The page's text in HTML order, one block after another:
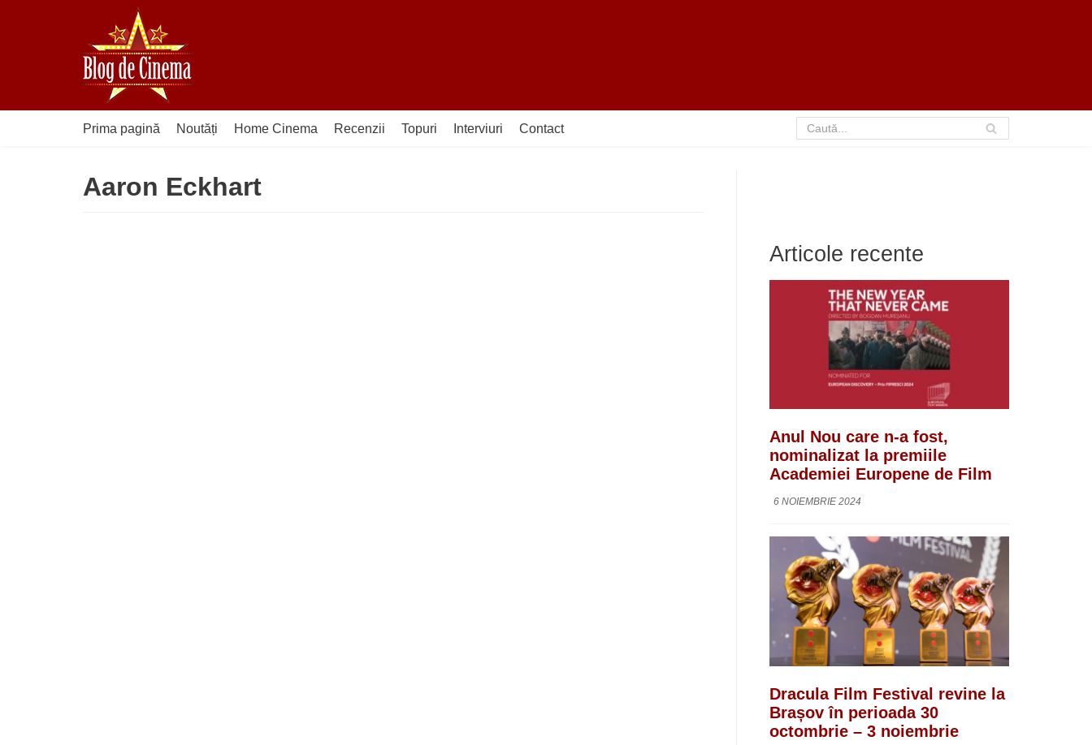
Prima pagină Noutăți Home Cinema Recenzii Topuri Interviuri Contact
Aaron Eckhart
Articole recente
Anul Nou care n-a fost,
nominalizat la premiile
Academiei Europene de Film
6 NOIEMBRIE 2024
Dracula Film Festival revine la
Brașov în perioada 30
octombrie – 3 noiembrie